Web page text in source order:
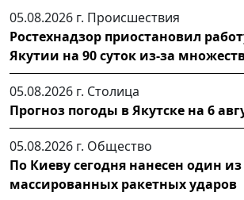
05.08.2026 г. Происшествия
Ростехнадзор приостановил
Якутии на 90 суток из-за
05.08.2026 г. Столица
Прогноз погоды в Якутске на 6
05.08.2026 г. Общество
По Киеву сегодня нанесен один
массированных ракетных ударов